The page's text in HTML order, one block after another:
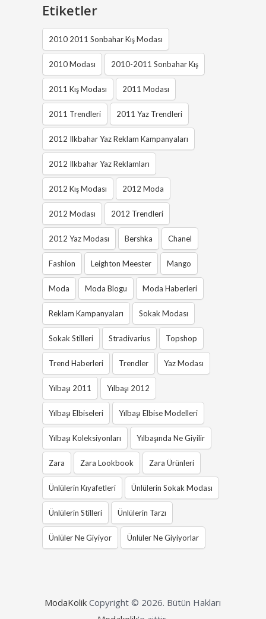
Etiketler
2010 2011 Sonbahar Kış Modası
2010 Modası 2010-2011 Sonbahar Kış
2011 Kış Modası 2011 Modası
2011 Trendleri 2011 Yaz Trendleri
2012 Ilkbahar Yaz Reklam Kampanyaları
2012 Ilkbahar Yaz Reklamları
2012 Kış Modası 2012 Moda
2012 Modası 2012 Trendleri
2012 Yaz Modası Bershka Chanel
Fashion Leighton Meester Mango
Moda Moda Blogu Moda Haberleri
Reklam Kampanyaları Sokak Modası
Sokak Stilleri Stradivarius Topshop
Trend Haberleri Trendler Yaz Modası
Yılbaşı 2011 Yılbaşı 2012
Yılbaşı Elbiseleri Yılbaşı Elbise Modelleri
Yılbaşı Koleksiyonları Yılbaşında Ne Giyilir
Zara Zara Lookbook Zara Ürünleri
Ünlülerin Kıyafetleri Ünlülerin Sokak Modası
Ünlülerin Stilleri Ünlülerin Tarzı
Ünlüler Ne Giyiyor Ünlüler Ne Giyiyorlar
ModaKolik Copyright © 2026. Bütün Hakları